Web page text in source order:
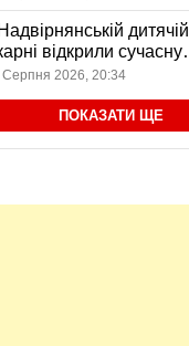
за Україну
дитячій
відкрили сучасну
кімнату
Серпня 2026, 20:34
ПОКАЗАТИ ЩЕ